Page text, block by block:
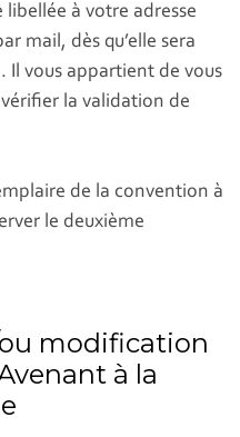
à votre adresse
mail, dès qu’elle sera
Il vous appartient de vous
la validation de
de la convention à
le deuxième
modification
à la